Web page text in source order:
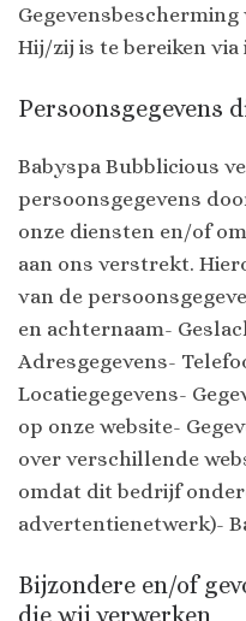
Hij/zij is te bereiken
Persoonsgegevens
Babyspa Bubblicious
persoonsgegevens
onze diensten en/of
aan ons verstrekt.
van de
en achternaam-
Adresgegevens-
Locatiegegevens-
op onze website-
over verschillende
omdat dit bedrijf
advertentienetwerk)-
Bijzondere en/of